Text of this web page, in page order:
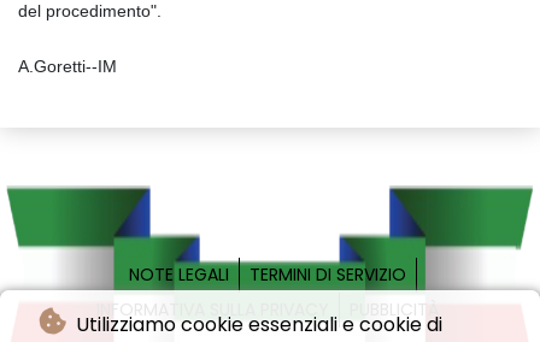
Utilizziamo cookie essenziali e cookie di
del procedimento".
A.Goretti--IM
NOTE LEGALI
TERMINI DI SERVIZIO
INFORMATIVA SULLA PRIVACY
PUBBLICITÀ